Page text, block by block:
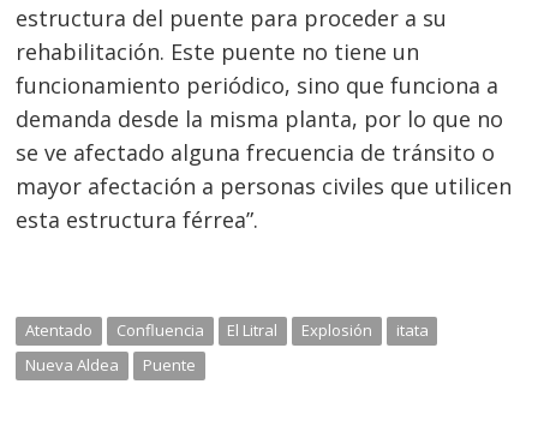
estructura del puente para proceder a su
rehabilitación. Este puente no tiene un
funcionamiento periódico, sino que funciona a
demanda desde la misma planta, por lo que no
se ve afectado alguna frecuencia de tránsito o
mayor afectación a personas civiles que utilicen
esta estructura férrea”.
Atentado Confluencia El Litral Explosión
itata
Nueva Aldea
Puente